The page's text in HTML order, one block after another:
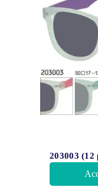
203003 (12